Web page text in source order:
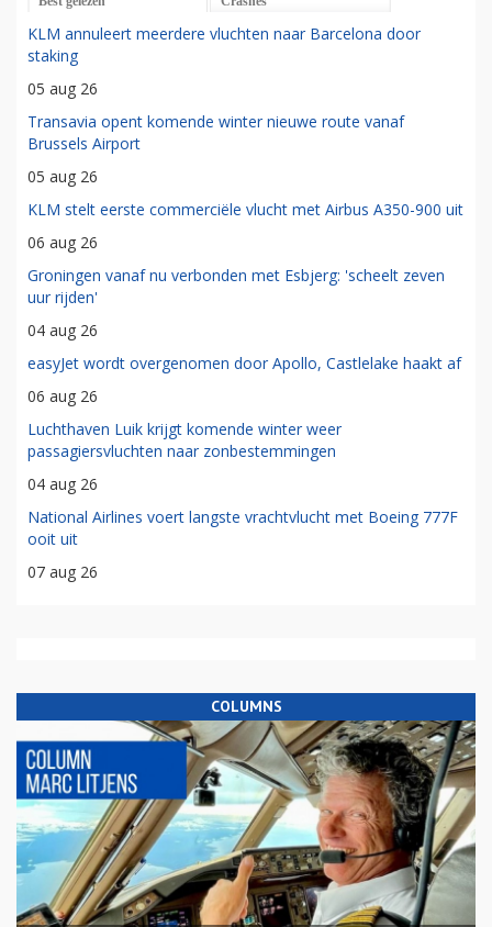
KLM annuleert meerdere vluchten naar Barcelona door
staking
05 aug 26
Transavia opent komende winter nieuwe route vanaf
Brussels Airport
05 aug 26
KLM stelt eerste commerciële vlucht met Airbus A350-900 uit
06 aug 26
Groningen vanaf nu verbonden met Esbjerg: 'scheelt zeven
uur rijden'
04 aug 26
easyJet wordt overgenomen door Apollo, Castlelake haakt af
06 aug 26
Luchthaven Luik krijgt komende winter weer
passagiersvluchten naar zonbestemmingen
04 aug 26
National Airlines voert langste vrachtvlucht met Boeing 777F
ooit uit
07 aug 26
COLUMNS